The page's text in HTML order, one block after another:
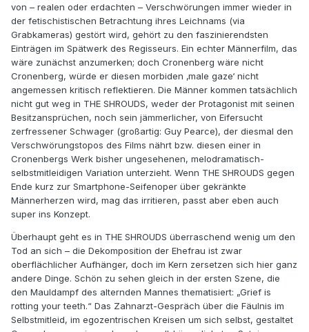
von – realen oder erdachten – Verschwörungen immer wieder in
der fetischistischen Betrachtung ihres Leichnams (via
Grabkameras) gestört wird, gehört zu den faszinierendsten
Einträgen im Spätwerk des Regisseurs. Ein echter Männerfilm, das
wäre zunächst anzumerken; doch Cronenberg wäre nicht
Cronenberg, würde er diesen morbiden ‚male gaze‘ nicht
angemessen kritisch reflektieren. Die Männer kommen tatsächlich
nicht gut weg in THE SHROUDS, weder der Protagonist mit seinen
Besitzansprüchen, noch sein jämmerlicher, von Eifersucht
zerfressener Schwager (großartig: Guy Pearce), der diesmal den
Verschwörungstopos des Films nährt bzw. diesen einer in
Cronenbergs Werk bisher ungesehenen, melodramatisch-
selbstmitleidigen Variation unterzieht. Wenn THE SHROUDS gegen
Ende kurz zur Smartphone-Seifenoper über gekränkte
Männerherzen wird, mag das irritieren, passt aber eben auch
super ins Konzept.
Überhaupt geht es in THE SHROUDS überraschend wenig um den
Tod an sich – die Dekomposition der Ehefrau ist zwar
oberflächlicher Aufhänger, doch im Kern zersetzen sich hier ganz
andere Dinge. Schön zu sehen gleich in der ersten Szene, die
den Mauldampf des alternden Mannes thematisiert: „Grief is
rotting your teeth.“ Das Zahnarzt-Gespräch über die Fäulnis im
Selbstmitleid, im egozentrischen Kreisen um sich selbst, gestaltet